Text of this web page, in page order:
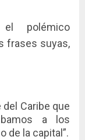
el polémico
frases suyas,
del Caribe que
a los
de la capital”.